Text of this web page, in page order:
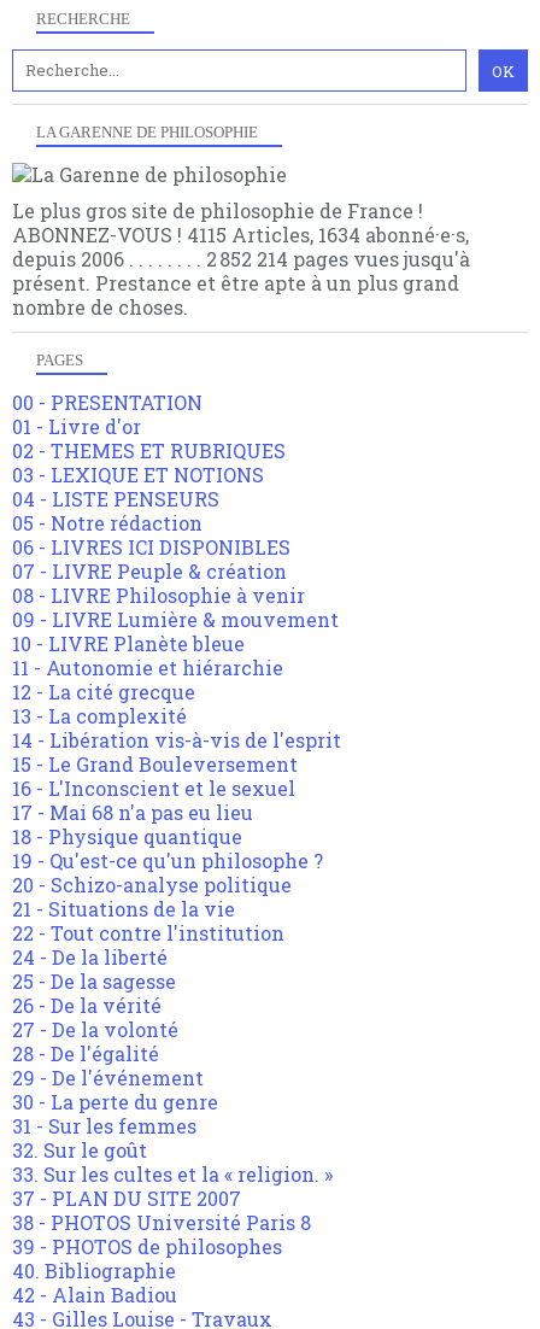
RECHERCHE
LA GARENNE DE PHILOSOPHIE
Le plus gros site de philosophie de France !
ABONNEZ-VOUS ! 4115 Articles, 1634 abonné·e·s,
depuis 2006 . . . . . . . . 2 852 214 pages vues jusqu'à
présent. Prestance et être apte à un plus grand
nombre de choses.
PAGES
00 - PRESENTATION
01 - Livre d'or
02 - THEMES ET RUBRIQUES
03 - LEXIQUE ET NOTIONS
04 - LISTE PENSEURS
05 - Notre rédaction
06 - LIVRES ICI DISPONIBLES
07 - LIVRE Peuple & création
08 - LIVRE Philosophie à venir
09 - LIVRE Lumière & mouvement
10 - LIVRE Planète bleue
11 - Autonomie et hiérarchie
12 - La cité grecque
13 - La complexité
14 - Libération vis-à-vis de l'esprit
15 - Le Grand Bouleversement
16 - L'Inconscient et le sexuel
17 - Mai 68 n'a pas eu lieu
18 - Physique quantique
19 - Qu'est-ce qu'un philosophe ?
20 - Schizo-analyse politique
21 - Situations de la vie
22 - Tout contre l'institution
24 - De la liberté
25 - De la sagesse
26 - De la vérité
27 - De la volonté
28 - De l'égalité
29 - De l'événement
30 - La perte du genre
31 - Sur les femmes
32. Sur le goût
33. Sur les cultes et la « religion. »
37 - PLAN DU SITE 2007
38 - PHOTOS Université Paris 8
39 - PHOTOS de philosophes
40. Bibliographie
42 - Alain Badiou
43 - Gilles Louise - Travaux